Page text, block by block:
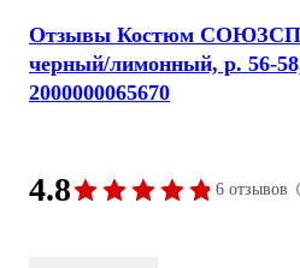
Отзывы Костюм
черный/лимонный, р. 56-
2000000065670
4.8 6 отзывов